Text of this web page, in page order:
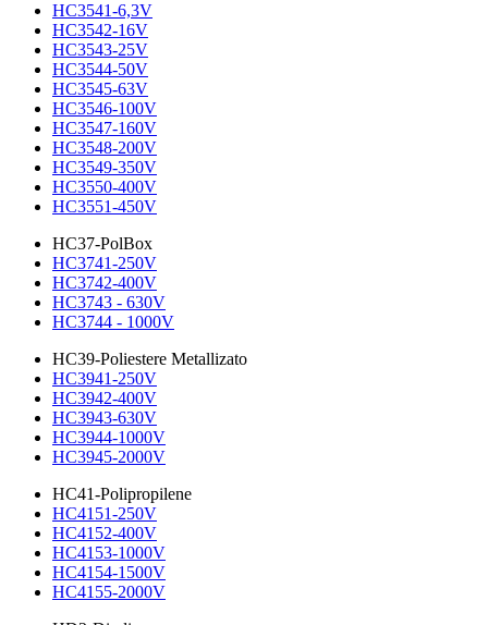
HC3541-6,3V
HC3542-16V
HC3543-25V
HC3544-50V
HC3545-63V
HC3546-100V
HC3547-160V
HC3548-200V
HC3549-350V
HC3550-400V
HC3551-450V
HC37-PolBox
HC3741-250V
HC3742-400V
HC3743 - 630V
HC3744 - 1000V
HC39-Poliestere Metallizato
HC3941-250V
HC3942-400V
HC3943-630V
HC3944-1000V
HC3945-2000V
HC41-Polipropilene
HC4151-250V
HC4152-400V
HC4153-1000V
HC4154-1500V
HC4155-2000V